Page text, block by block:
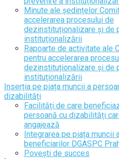
Minute ale ședințelor
accelerarea procesului de
dezinstituționalizare și de
instituționalizării
Rapoarte de activitate ale
pentru accelerarea
dezinstituționalizare și de
instituționalizării
Inserția pe piața muncii a
dizabilități
Facilități de care
persoană cu dizabilități
angajează
Integrarea pe piața muncii
beneficiarilor DGASPC
Povești de succes